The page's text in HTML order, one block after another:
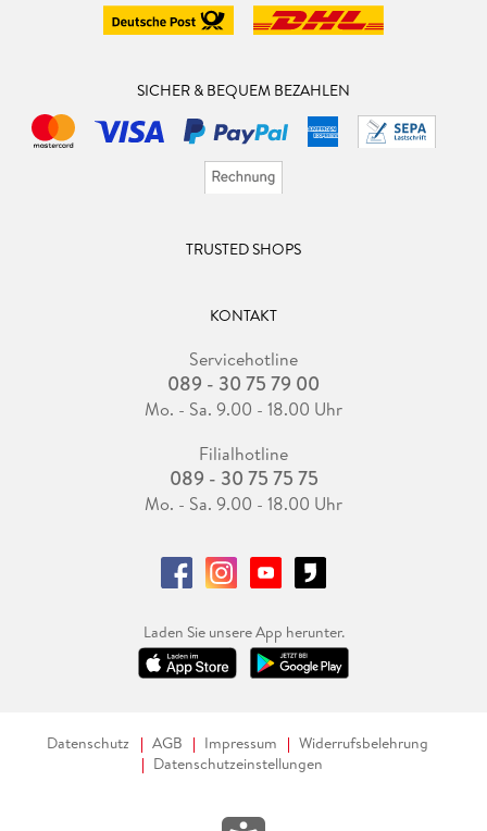
SICHER & BEQUEM BEZAHLEN
TRUSTED SHOPS
KONTAKT
Servicehotline
089 - 30 75 79 00
Mo. - Sa. 9.00 - 18.00 Uhr
Filialhotline
089 - 30 75 75 75
Mo. - Sa. 9.00 - 18.00 Uhr
Laden Sie unsere App herunter.
Datenschutz AGB Impressum
Widerrufsbelehrung
Datenschutzeinstellungen